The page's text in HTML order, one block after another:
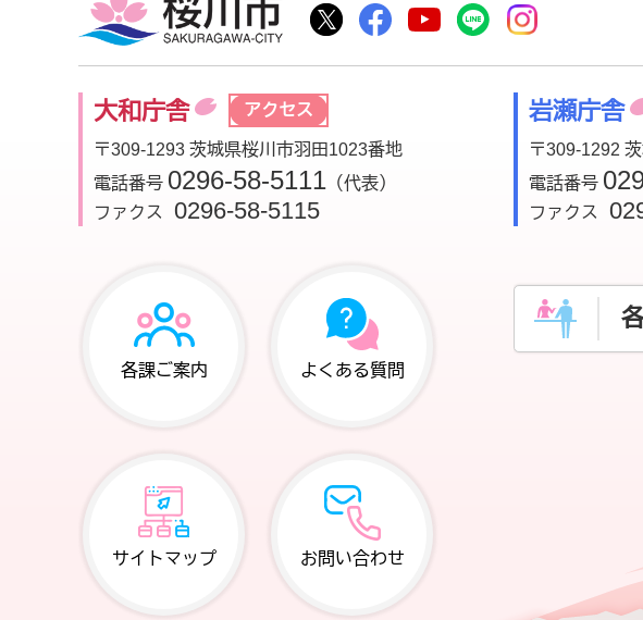
桜川市公式Twitter
桜川市公式Facebook
桜川市公式YouTube
桜川市公式LINE
大和庁舎 アクセス
〒309-1293 茨城県桜川市羽田1023番地
電話番号 0296-58-5111 （代表）
ファクス
0296-58-5115
岩瀬庁舎
〒309-1292
電話番号
ファクス
各課ご案内 よくある質問
サイトマップ お問い合わせ